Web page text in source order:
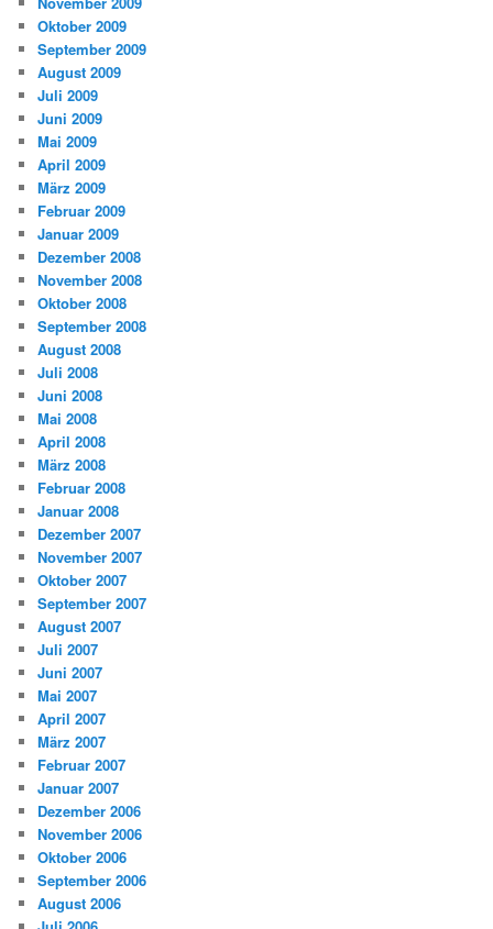
Oktober 2009
September 2009
August 2009
Juli 2009
Juni 2009
Mai 2009
April 2009
März 2009
Februar 2009
Januar 2009
Dezember 2008
November 2008
Oktober 2008
September 2008
August 2008
Juli 2008
Juni 2008
Mai 2008
April 2008
März 2008
Februar 2008
Januar 2008
Dezember 2007
November 2007
Oktober 2007
September 2007
August 2007
Juli 2007
Juni 2007
Mai 2007
April 2007
März 2007
Februar 2007
Januar 2007
Dezember 2006
November 2006
Oktober 2006
September 2006
August 2006